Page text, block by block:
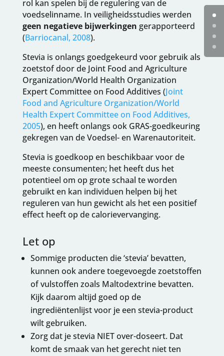
rol kan spelen bij de regulering van de
voedselinname. In veiligheidsstudies werden
geen negatieve bijwerkingen gerapporteerd
(Barriocanal, 2008).
Stevia is onlangs goedgekeurd voor gebruik als
zoetstof door de Joint Food and Agriculture
Organization/World Health Organization
Expert Committee on Food Additives (Joint
Food and Agriculture Organization/World
Health Expert Committee on Food Additives,
2005), en heeft onlangs ook GRAS-goedkeuring
gekregen van de Voedsel- en Warenautoriteit.
Stevia is goedkoop en beschikbaar voor de
meeste consumenten; het heeft dus het
potentieel om op grote schaal te worden
gebruikt en kan individuen helpen bij het
reguleren van hun gewicht als het een positief
effect heeft op de calorievervanging.
Let op
Sommige producten die ‘stevia’ bevatten,
kunnen ook andere toegevoegde zoetstoffen
of vulstoffen zoals Maltodextrine bevatten.
Kijk daarom altijd goed op de
ingrediëntenlijst voor je een stevia-product
wilt gebruiken.
Zorg dat je stevia NIET over-doseert. Dat
komt de smaak van het gerecht niet ten